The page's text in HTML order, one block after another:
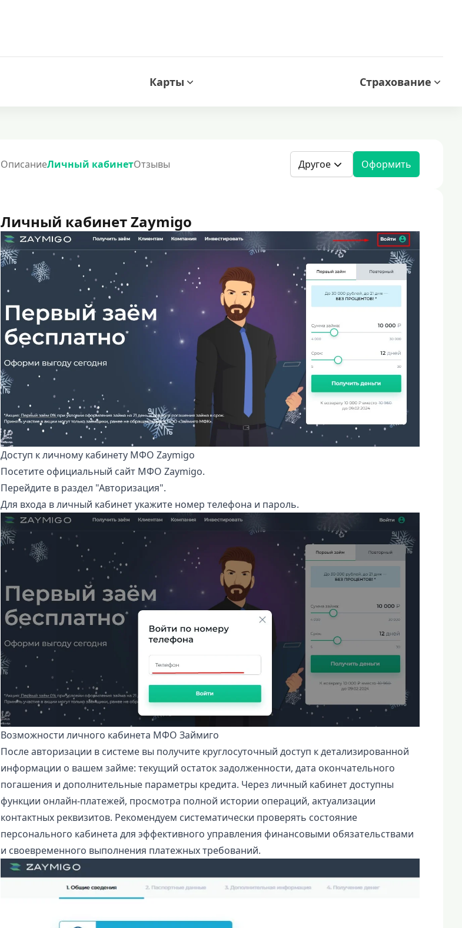
Карты Страхование
ОписаниеЛичный кабинетОтзывы Другое Оформить
Личный кабинет Zaymigo
Доступ к личному кабинету МФО Zaymigo
Посетите официальный сайт МФО Zaymigo.
Перейдите в раздел "Авторизация".
Для входа в личный кабинет укажите номер телефона и пароль.
Возможности личного кабинета МФО Займиго
После авторизации в системе вы получите круглосуточный доступ к детализированной
информации о вашем займе: текущий остаток задолженности, дата окончательного
погашения и дополнительные параметры кредита. Через личный кабинет доступны
функции онлайн-платежей, просмотра полной истории операций, актуализации
контактных реквизитов. Рекомендуем систематически проверять состояние
персонального кабинета для эффективного управления финансовыми обязательствами
и своевременного выполнения платежных требований.